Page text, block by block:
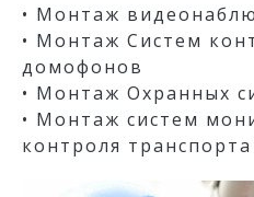
• Монтаж
• Монтаж Систем
домофонов
• Монтаж Охранных
• Монтаж систем
контроля транспорта